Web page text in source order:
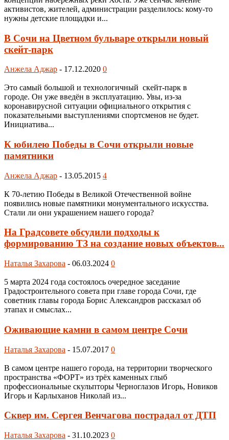
активистов, жителей, администрации разделилось: кому-то
нужны детские площадки и...
В Сочи на Цветном бульваре открыли новый
скейт-парк
Анжела Аджар - 17.12.2020 0
Это самый большой и технологичный скейт-парк в
городе. Он уже введён в эксплуатацию. Увы, из-за
коронавирусной ситуации официального открытия с
показательными выступлениями спортсменов не будет.
Инициатива...
К юбилею Победы в Сочи открыли новые
памятники
Анжела Аджар - 13.05.2015 4
К 70-летию Победы в Великой Отечественной войне
появились новые памятники монументального искусства.
Стали ли они украшением нашего города?
На Градсовете обсудили подходы к
формированию ТЗ на создание новых объектов...
Наталья Захарова - 06.03.2024 0
5 марта 2024 года состоялось очередное заседание
Градостроительного совета при главе города Сочи, где
советник главы города Борис Александров рассказал об
этапах и смыслах...
Оживающие камни в самом центре Сочи
Наталья Захарова - 15.07.2017 0
В самом центре нашего города, на территории творческого
пространства «ФОРТ» из трёх каменных глыб
профессиональные скульпторы Черноглазов Игорь, Новиков
Игорь и Карлыханов Николай из...
Сквер им. Сергея Венчагова пострадал от ДТП
Наталья Захарова - 31.10.2023 0